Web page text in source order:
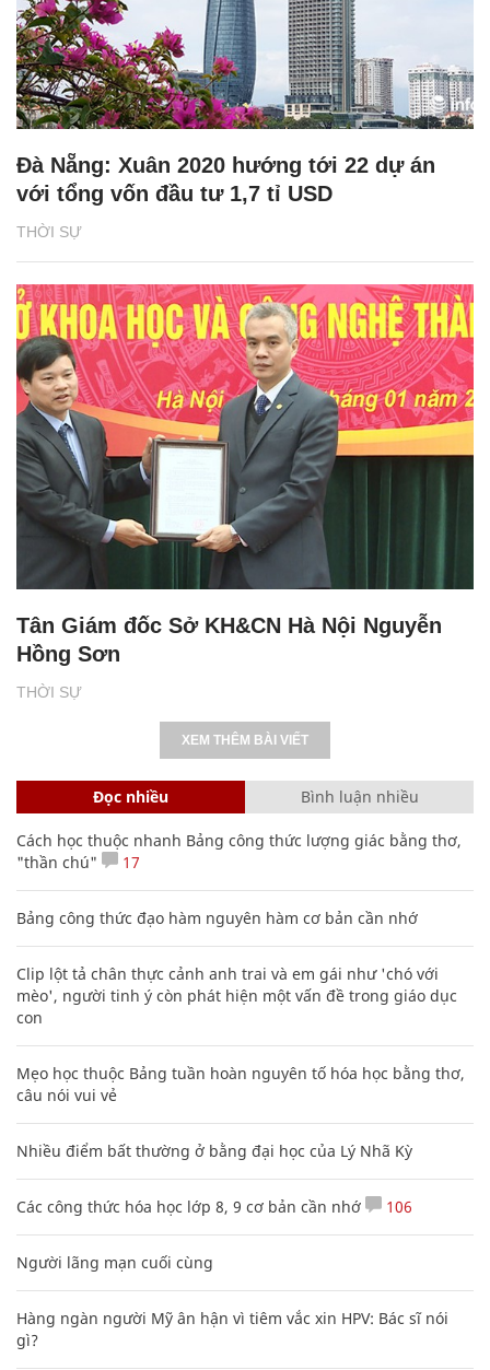
THỜI SỰ
Đà Nẵng: Xuân 2020 hướng tới 22 dự án
với tổng vốn đầu tư 1,7 tỉ USD
THỜI SỰ
Tân Giám đốc Sở KH&CN Hà Nội Nguyễn
Hồng Sơn
XEM THÊM BÀI VIẾT
Đọc nhiều Bình luận nhiều
Cách học thuộc nhanh Bảng công thức lượng giác bằng thơ,
"thần chú"
17
Bảng công thức đạo hàm nguyên hàm cơ bản cần nhớ
Clip lột tả chân thực cảnh anh trai và em gái như 'chó với
mèo', người tinh ý còn phát hiện một vấn đề trong giáo dục
con
Mẹo học thuộc Bảng tuần hoàn nguyên tố hóa học bằng thơ,
câu nói vui vẻ
Nhiều điểm bất thường ở bằng đại học của Lý Nhã Kỳ
Các công thức hóa học lớp 8, 9 cơ bản cần nhớ 106
Người lãng mạn cuối cùng
Hàng ngàn người Mỹ ân hận vì tiêm vắc xin HPV: Bác sĩ nói
gì?